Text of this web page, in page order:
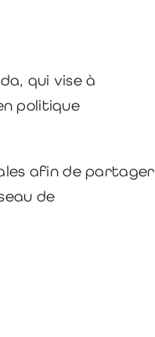
qui vise à
politique
afin de partager
de